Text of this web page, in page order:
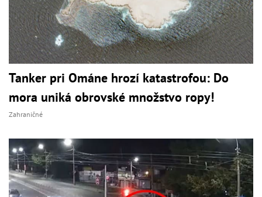
Tanker pri Ománe hrozí katastrofou: Do
mora uniká obrovské množstvo ropy!
Zahraničné